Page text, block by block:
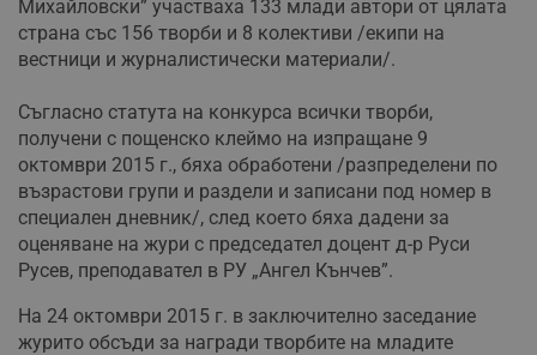
Михайловски” участваха 133 млади автори от цялата
страна със 156 творби и 8 колективи /екипи на
вестници и журналистически материали/.
Съгласно статута на конкурса всички творби,
получени с пощенско клеймо на изпращане 9
октомври 2015 г., бяха обработени /разпределени по
възрастови групи и раздели и записани под номер в
специален дневник/, след което бяха дадени за
оценяване на жури с председател доцент д-р Руси
Русев, преподавател в РУ „Ангел Кънчев”.
На 24 октомври 2015 г. в заключително заседание
журито обсъди за награди творбите на младите